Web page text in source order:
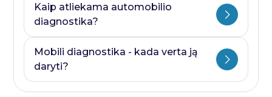
Kaip atliekama automobilio
diagnostika?
Ji visada prasideda nuo kompiuterines
diagnostikos ir baigiasi papildomais
Mobili diagnostika - kada verta ją
daryti?